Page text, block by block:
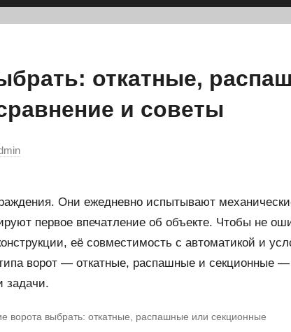
откатные,
и советы
Они ежедневно испытывают
первое впечатление об объекте. Чтобы не
её совместимость с автоматикой и
ворот — откатные, распашные и секционные
задачи.